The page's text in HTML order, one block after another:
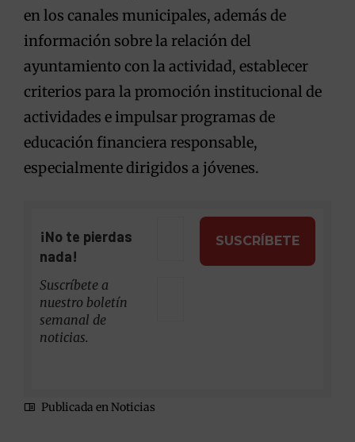
en los canales municipales, además de
información sobre la relación del
ayuntamiento con la actividad, establecer
criterios para la promoción institucional de
actividades e impulsar programas de
educación financiera responsable,
especialmente dirigidos a jóvenes.
¡No te pierdas
nada!
Suscríbete a
nuestro boletín
semanal de
noticias.
Publicada enNoticias